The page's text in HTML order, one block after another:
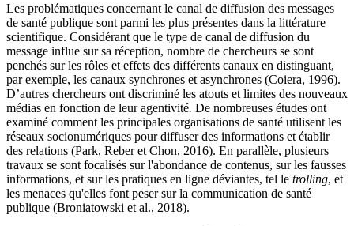
Les problématiques concernant le canal de diffusion des messages
de santé publique sont parmi les plus présentes dans la littérature
scientifique. Considérant que le type de canal de diffusion du
message influe sur sa réception, nombre de chercheurs se sont
penchés sur les rôles et effets des différents canaux en distinguant,
par exemple, les canaux synchrones et asynchrones (Coiera, 1996).
D’autres chercheurs ont discriminé les atouts et limites des nouveaux
médias en fonction de leur agentivité. De nombreuses études ont
examiné comment les principales organisations de santé utilisent les
réseaux socionumériques pour diffuser des informations et établir
des relations (Park, Reber et Chon, 2016). En parallèle, plusieurs
travaux se sont focalisés sur l'abondance de contenus, sur les fausses
informations, et sur les pratiques en ligne déviantes, tel le trolling, et
les menaces qu'elles font peser sur la communication de santé
publique (Broniatowski et al., 2018).